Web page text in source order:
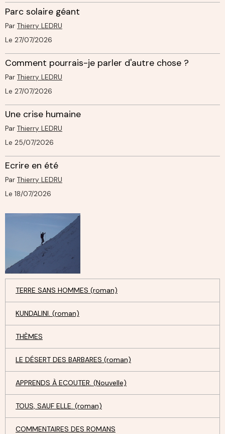
Parc solaire géant
Par Thierry LEDRU
Le 27/07/2026
Comment pourrais-je parler d'autre chose ?
Par Thierry LEDRU
Le 27/07/2026
Une crise humaine
Par Thierry LEDRU
Le 25/07/2026
Ecrire en été
Par Thierry LEDRU
Le 18/07/2026
TERRE SANS HOMMES (roman)
KUNDALINI. (roman)
THÈMES
LE DÉSERT DES BARBARES (roman)
APPRENDS À ECOUTER. (Nouvelle)
TOUS, SAUF ELLE. (roman)
COMMENTAIRES DES ROMANS